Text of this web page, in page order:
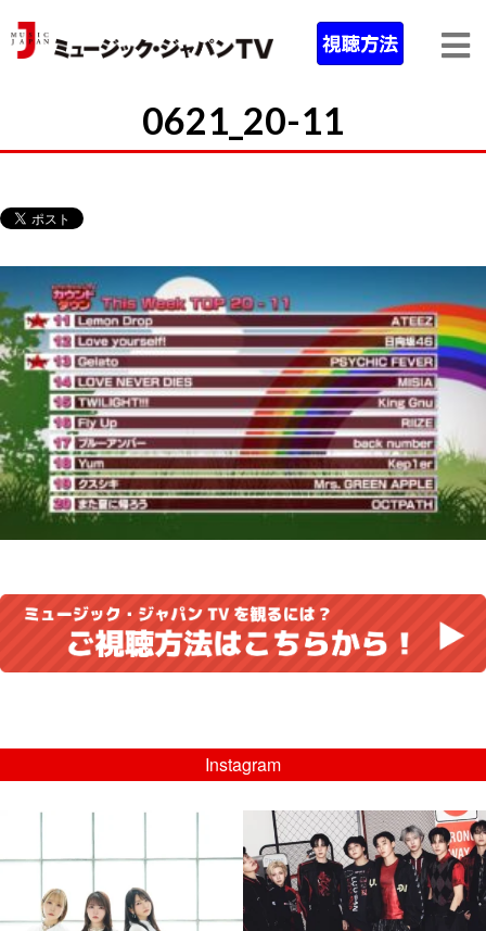
0621_20-11
Instagram
💡8/5(水)特番放送！
...
8月 4
4 0
musicjapantv
💡08/05(水)23:00特番放送！
...
8月 4
4 0